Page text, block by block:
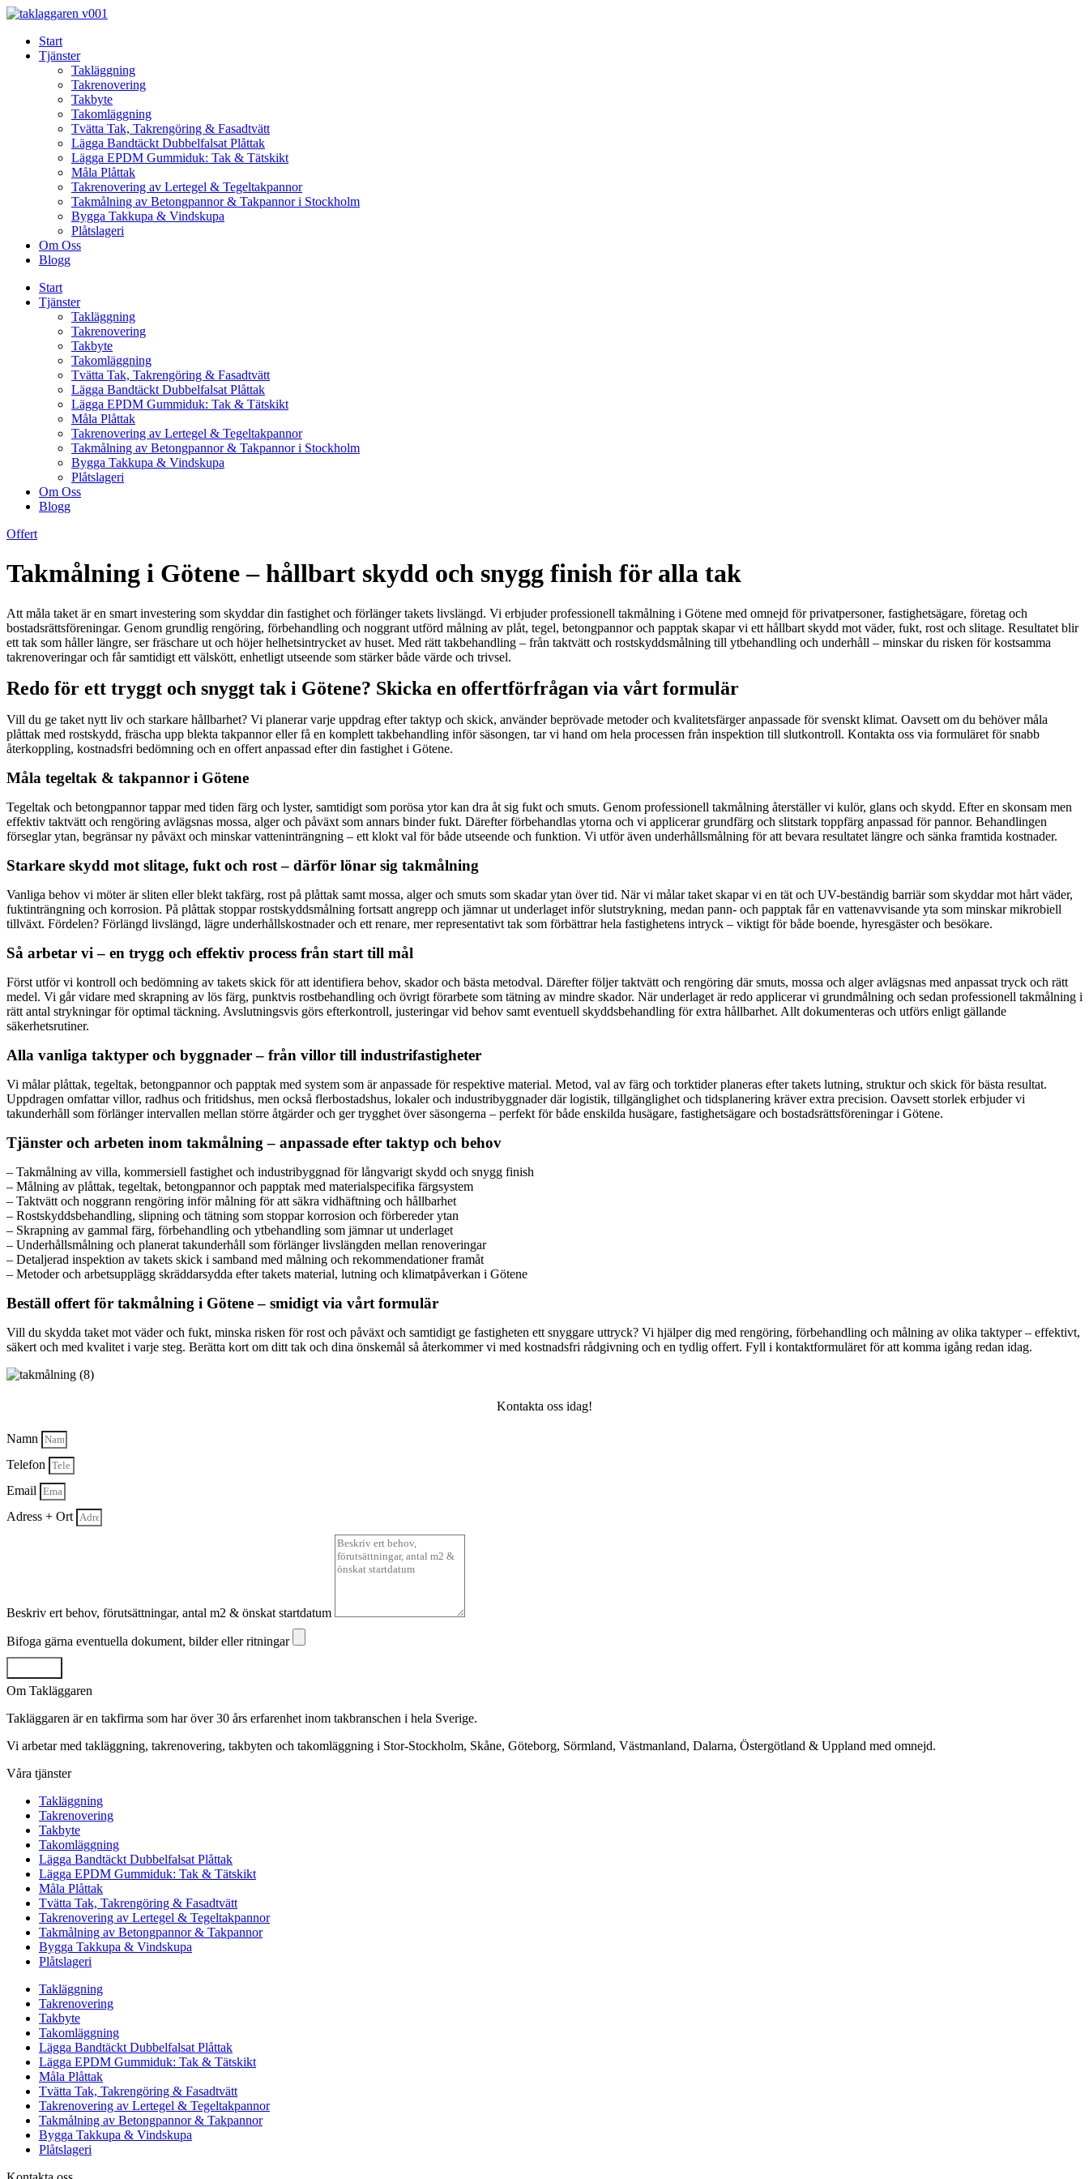
Skip
contentStart
Tjänster
Takläggning
Takrenovering
Takbyte
Takomläggning
Tvätta Tak, Takrengöring & Fasadtvätt
Lägga Bandtäckt Dubbelfalsat Plåttak
Lägga EPDM Gummiduk: Tak & Tätskikt
Måla Plåttak
Takrenovering av Lertegel & Tegeltakpannor
Takmålning av Betongpannor & Takpannor i Stockholm
Bygga Takkupa & Vindskupa
Plåtslageri
Om Oss
Blogg
Start
Tjänster
Takläggning
Takrenovering
Takbyte
Takomläggning
Tvätta Tak, Takrengöring & Fasadtvätt
Lägga Bandtäckt Dubbelfalsat Plåttak
Lägga EPDM Gummiduk: Tak & Tätskikt
Måla Plåttak
Takrenovering av Lertegel & Tegeltakpannor
Takmålning av Betongpannor & Takpannor i Stockholm
Bygga Takkupa & Vindskupa
Plåtslageri
Om Oss
Blogg
Offert
Takmålning i Götene – hållbart skydd och snygg finish för alla tak
Att måla taket är en smart investering som skyddar din fastighet och förlänger takets livslängd. Vi erbjuder professionell takmålning i Götene med omnejd för privatpersoner, fastighetsägare, företag och
bostadsrättsföreningar. Genom grundlig rengöring, förbehandling och noggrant utförd målning av plåt, tegel, betongpannor och papptak skapar vi ett hållbart skydd mot väder, fukt, rost och slitage. Resultatet blir
ett tak som håller längre, ser fräschare ut och höjer helhetsintrycket av huset. Med rätt takbehandling – från taktvätt och rostskyddsmålning till ytbehandling och underhåll – minskar du risken för kostsamma
takrenoveringar och får samtidigt ett välskött, enhetligt utseende som stärker både värde och trivsel.
Redo för ett tryggt och snyggt tak i Götene? Skicka en offertförfrågan via vårt formulär
Vill du ge taket nytt liv och starkare hållbarhet? Vi planerar varje uppdrag efter taktyp och skick, använder beprövade metoder och kvalitetsfärger anpassade för svenskt klimat. Oavsett om du behöver måla
plåttak med rostskydd, fräscha upp blekta takpannor eller få en komplett takbehandling inför säsongen, tar vi hand om hela processen från inspektion till slutkontroll. Kontakta oss via formuläret för snabb
återkoppling, kostnadsfri bedömning och en offert anpassad efter din fastighet i Götene.
Måla tegeltak & takpannor i Götene
Tegeltak och betongpannor tappar med tiden färg och lyster, samtidigt som porösa ytor kan dra åt sig fukt och smuts. Genom professionell takmålning återställer vi kulör, glans och skydd. Efter en skonsam men
effektiv taktvätt och rengöring avlägsnas mossa, alger och påväxt som annars binder fukt. Därefter förbehandlas ytorna och vi applicerar grundfärg och slitstark toppfärg anpassad för pannor. Behandlingen
förseglar ytan, begränsar ny påväxt och minskar vatteninträngning – ett klokt val för både utseende och funktion. Vi utför även underhållsmålning för att bevara resultatet längre och sänka framtida kostnader.
Starkare skydd mot slitage, fukt och rost – därför lönar sig takmålning
Vanliga behov vi möter är sliten eller blekt takfärg, rost på plåttak samt mossa, alger och smuts som skadar ytan över tid. När vi målar taket skapar vi en tät och UV-beständig barriär som skyddar mot hårt väder,
fuktinträngning och korrosion. På plåttak stoppar rostskyddsmålning fortsatt angrepp och jämnar ut underlaget inför slutstrykning, medan pann- och papptak får en vattenavvisande yta som minskar mikrobiell
tillväxt. Fördelen? Förlängd livslängd, lägre underhållskostnader och ett renare, mer representativt tak som förbättrar hela fastighetens intryck – viktigt för både boende, hyresgäster och besökare.
Så arbetar vi – en trygg och effektiv process från start till mål
Först utför vi kontroll och bedömning av takets skick för att identifiera behov, skador och bästa metodval. Därefter följer taktvätt och rengöring där smuts, mossa och alger avlägsnas med anpassat tryck och rätt
medel. Vi går vidare med skrapning av lös färg, punktvis rostbehandling och övrigt förarbete som tätning av mindre skador. När underlaget är redo applicerar vi grundmålning och sedan professionell takmålning i
rätt antal strykningar för optimal täckning. Avslutningsvis görs efterkontroll, justeringar vid behov samt eventuell skyddsbehandling för extra hållbarhet. Allt dokumenteras och utförs enligt gällande
säkerhetsrutiner.
Alla vanliga taktyper och byggnader – från villor till industrifastigheter
Vi målar plåttak, tegeltak, betongpannor och papptak med system som är anpassade för respektive material. Metod, val av färg och torktider planeras efter takets lutning, struktur och skick för bästa resultat.
Uppdragen omfattar villor, radhus och fritidshus, men också flerbostadshus, lokaler och industribyggnader där logistik, tillgänglighet och tidsplanering kräver extra precision. Oavsett storlek erbjuder vi
takunderhåll som förlänger intervallen mellan större åtgärder och ger trygghet över säsongerna – perfekt för både enskilda husägare, fastighetsägare och bostadsrättsföreningar i Götene.
Tjänster och arbeten inom takmålning – anpassade efter taktyp och behov
– Takmålning av villa, kommersiell fastighet och industribyggnad för långvarigt skydd och snygg finish
– Målning av plåttak, tegeltak, betongpannor och papptak med materialspecifika färgsystem
– Taktvätt och noggrann rengöring inför målning för att säkra vidhäftning och hållbarhet
– Rostskyddsbehandling, slipning och tätning som stoppar korrosion och förbereder ytan
– Skrapning av gammal färg, förbehandling och ytbehandling som jämnar ut underlaget
– Underhållsmålning och planerat takunderhåll som förlänger livslängden mellan renoveringar
– Detaljerad inspektion av takets skick i samband med målning och rekommendationer framåt
– Metoder och arbetsupplägg skräddarsydda efter takets material, lutning och klimatpåverkan i Götene
Beställ offert för takmålning i Götene – smidigt via vårt formulär
Vill du skydda taket mot väder och fukt, minska risken för rost och påväxt och samtidigt ge fastigheten ett snyggare uttryck? Vi hjälper dig med rengöring, förbehandling och målning av olika taktyper – effektivt,
säkert och med kvalitet i varje steg. Berätta kort om ditt tak och dina önskemål så återkommer vi med kostnadsfri rådgivning och en tydlig offert. Fyll i kontaktformuläret för att komma igång redan idag.
Kontakta oss idag!
Namn
Telefon
Email
Adress + Ort
Beskriv ert behov, förutsättningar, antal m2 & önskat startdatum
Bifoga gärna eventuella dokument, bilder eller ritningar
Om Takläggaren
Takläggaren är en takfirma som har över 30 års erfarenhet inom takbranschen i hela Sverige.
Vi arbetar med takläggning, takrenovering, takbyten och takomläggning i Stor-Stockholm, Skåne, Göteborg, Sörmland, Västmanland, Dalarna, Östergötland & Uppland med omnejd.
Våra tjänster
Takläggning
Takrenovering
Takbyte
Takomläggning
Lägga Bandtäckt Dubbelfalsat Plåttak
Lägga EPDM Gummiduk: Tak & Tätskikt
Måla Plåttak
Tvätta Tak, Takrengöring & Fasadtvätt
Takrenovering av Lertegel & Tegeltakpannor
Takmålning av Betongpannor & Takpannor
Bygga Takkupa & Vindskupa
Plåtslageri
Takläggning
Takrenovering
Takbyte
Takomläggning
Lägga Bandtäckt Dubbelfalsat Plåttak
Lägga EPDM Gummiduk: Tak & Tätskikt
Måla Plåttak
Tvätta Tak, Takrengöring & Fasadtvätt
Takrenovering av Lertegel & Tegeltakpannor
Takmålning av Betongpannor & Takpannor
Bygga Takkupa & Vindskupa
Plåtslageri